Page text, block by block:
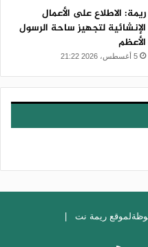
ريمة: الاطلاع على الأعمال
الإنشائية لتجهيز ساحة الرسول
الأعظم
5 أغسطس، 2026 21:22